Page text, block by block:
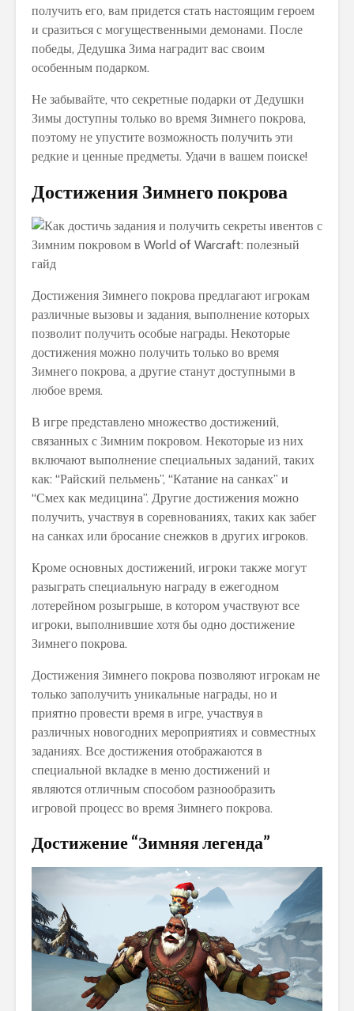
получить его, вам придется стать настоящим героем
и сразиться с могущественными демонами. После
победы, Дедушка Зима наградит вас своим
особенным подарком.
Не забывайте, что секретные подарки от Дедушки
Зимы доступны только во время Зимнего покрова,
поэтому не упустите возможность получить эти
редкие и ценные предметы. Удачи в вашем поиске!
Достижения Зимнего покрова
Достижения Зимнего покрова предлагают игрокам
различные вызовы и задания, выполнение которых
позволит получить особые награды. Некоторые
достижения можно получить только во время
Зимнего покрова, а другие станут доступными в
любое время.
В игре представлено множество достижений,
связанных с Зимним покровом. Некоторые из них
включают выполнение специальных заданий, таких
как: “Райский пельмень”, “Катание на санках” и
“Смех как медицина”. Другие достижения можно
получить, участвуя в соревнованиях, таких как забег
на санках или бросание снежков в других игроков.
Кроме основных достижений, игроки также могут
разыграть специальную награду в ежегодном
лотерейном розыгрыше, в котором участвуют все
игроки, выполнившие хотя бы одно достижение
Зимнего покрова.
Достижения Зимнего покрова позволяют игрокам не
только заполучить уникальные награды, но и
приятно провести время в игре, участвуя в
различных новогодних мероприятиях и совместных
заданиях. Все достижения отображаются в
специальной вкладке в меню достижений и
являются отличным способом разнообразить
игровой процесс во время Зимнего покрова.
Достижение “Зимняя легенда”